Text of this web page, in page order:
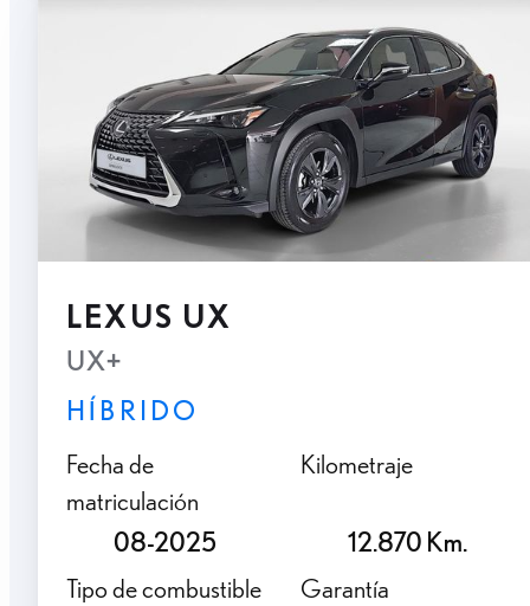
LEXUS UX
UX+
HÍBRIDO
Fecha de
matriculación
08-2025
Kilometraje
12.870 Km.
Tipo de combustible
Garantía